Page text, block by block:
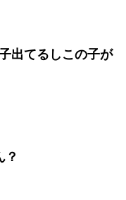
出てるしこの子が